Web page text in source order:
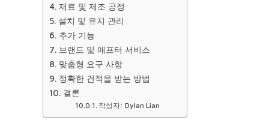
재료 및 제조 공정
설치 및 유지 관리
추가 기능
브랜드 및 애프터 서비스
맞춤형 요구 사항
정확한 견적을 받는 방법
결론
작성자: Dylan Lian